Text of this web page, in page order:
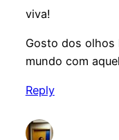
viva!
Gosto dos olhos
mundo com
Reply